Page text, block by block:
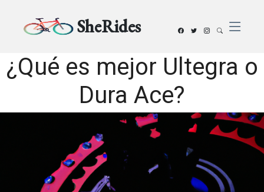
SheRides
¿Qué es mejor Ultegra o
Dura Ace?